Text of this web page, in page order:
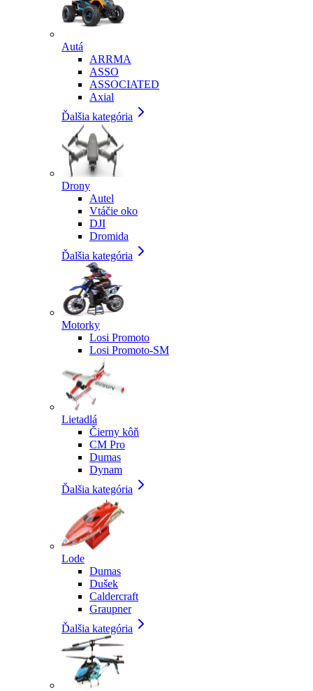
Autá
ARRMA
ASSO
ASSOCIATED
Axial
Ďalšia kategória
Drony
Autel
Vtáčie oko
DJI
Dromida
Ďalšia kategória
Motorky
Losi Promoto
Losi Promoto-SM
Lietadlá
Čierny kôň
CM Pro
Dumas
Dynam
Ďalšia kategória
Lode
Dumas
Dušek
Caldercraft
Graupner
Ďalšia kategória